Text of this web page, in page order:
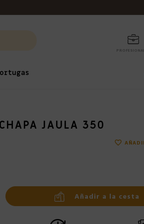
JAULA 350
favorite_border
Añadir a la cesta